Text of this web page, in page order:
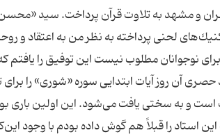
تهران و مشهد به تلاوت قرآن پرداخت. سید
لحنی پرداخته به نظر من به اعتقاد و
نوجوانان مطلوب نیست این توفیق را یافتم
آن روز آیات ابتدایی سوره «شوری» را برای
است و به سختی یافت می‌شود. این اولین باری
استاد را قبلاً هم گوش داده بودم با وجود